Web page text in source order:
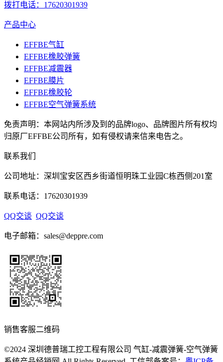
拨打电话：17620301939
产品中心
EFFBE气缸
EFFBE橡胶弹簧
EFFBE减震器
EFFBE膜片
EFFBE橡胶轮
EFFBE空气弹簧系统
免责声明：本网站内所涉及到的品牌logo、品牌图片所有权均
归原厂EFFBE公司所有，如有侵权请来信来电告之。
联系我们
公司地址：深圳宝安区西乡街道恒明珠工业园C栋西侧201室
联系电话：17620301939
QQ交谈 QQ交谈
电子邮箱：sales@deppre.com
销售客服二维码
©2024 深圳德普瑞工控工程有限公司 气缸-减震弹簧-空气弹簧